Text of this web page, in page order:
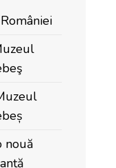
nouă